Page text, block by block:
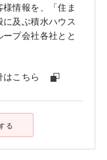
情報を、「住ま
及ぶ積水ハウス
プ会社各社とと
こちら
る